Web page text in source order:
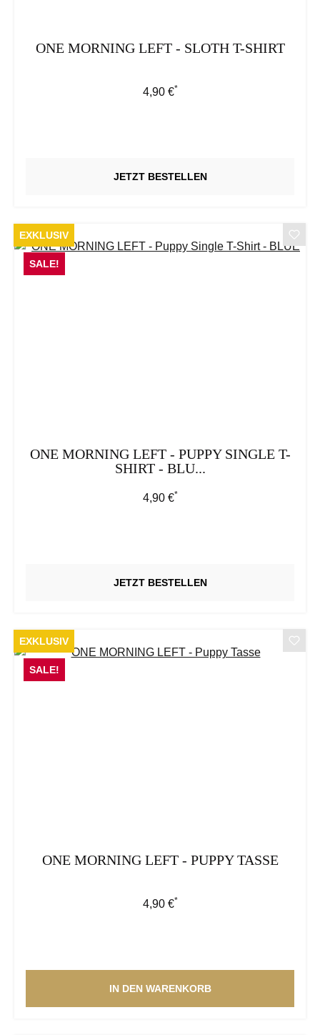
ONE MORNING LEFT - SLOTH T-SHIRT
Regulärer Preis:
4,90 €*
JETZT BESTELLEN
EXKLUSIV
SALE!
ONE MORNING LEFT - PUPPY SINGLE T-
SHIRT - BLU...
Regulärer Preis:
4,90 €*
JETZT BESTELLEN
EXKLUSIV
SALE!
ONE MORNING LEFT - PUPPY TASSE
Regulärer Preis:
4,90 €*
IN DEN WARENKORB